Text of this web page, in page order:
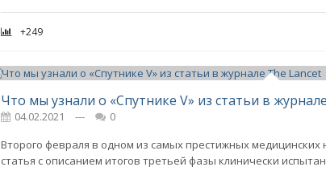
+249
Что мы узнали о «Спутнике V» из статьи в
04.02.2021 ---
0
Второго февраля в одном из самых престижных
статья с описанием итогов третьей фазы клинически